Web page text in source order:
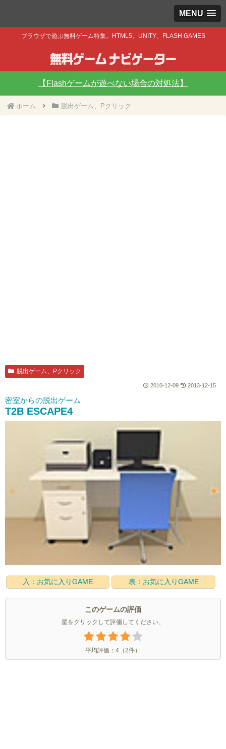
MENU
ブラウザで遊ぶ無料ゲーム特集。HTML5、UNITY、FLASH GAMES
【Flashゲームが遊べない場合の対処法】
ホーム 脱出ゲーム、Pクリック
脱出ゲーム、Pクリック
2010-12-09 2013-12-15
密室からの脱出ゲーム
T2B ESCAPE4
入：お気に入りGAME 表：お気に入りGAME
このゲームの評価
星をクリックして評価してください。
平均評価： 4 （2件）